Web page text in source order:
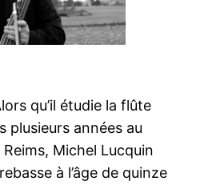
qu’il étudie la flûte
plusieurs années au
Michel Lucquin
à l’âge de quinze